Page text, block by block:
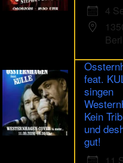
4
feat.
singen
Kein
und
gut!